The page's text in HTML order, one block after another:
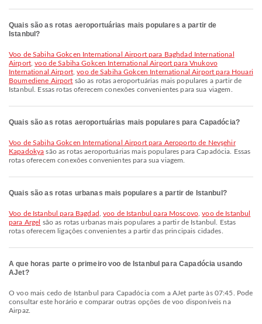
Quais são as rotas aeroportuárias mais populares a partir de
Istanbul?
voo de Sabiha Gokcen International Airport para Baghdad International
Airport,voo de Sabiha Gokcen International Airport para Vnukovo
International Airport,voo de Sabiha Gokcen International Airport para Houari
Boumediene Airport são as rotas aeroportuárias mais populares a partir de
Istanbul. Essas rotas oferecem conexões convenientes para sua viagem.
Quais são as rotas aeroportuárias mais populares para Capadócia?
voo de Sabiha Gokcen International Airport para Aeroporto de Nevşehir
Kapadokya são as rotas aeroportuárias mais populares para Capadócia. Essas
rotas oferecem conexões convenientes para sua viagem.
Quais são as rotas urbanas mais populares a partir de Istanbul?
voo de Istanbul para Bagdad ,voo de Istanbul para Moscovo,voo de Istanbul
para Argel são as rotas urbanas mais populares a partir de Istanbul. Estas
rotas oferecem ligações convenientes a partir das principais cidades.
A que horas parte o primeiro voo de Istanbul para Capadócia usando
AJet?
O voo mais cedo de Istanbul para Capadócia com a AJet parte às 07:45. Pode
consultar este horário e comparar outras opções de voo disponíveis na
Airpaz.